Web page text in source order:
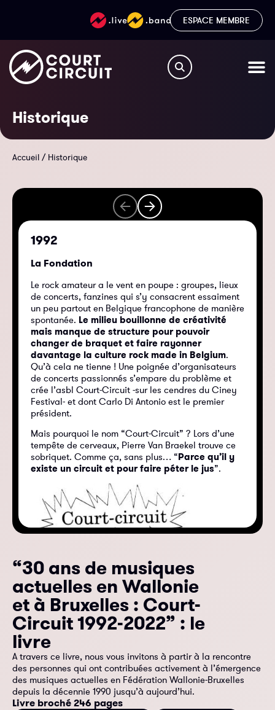
ESPACE MEMBRE
Historique
Accueil / Historique
1992
La Fondation
Le rock amateur a le vent en poupe : groupes, lieux
de concerts, fanzines qui s’y consacrent essaiment
un peu partout en Belgique francophone de manière
spontanée. Le milieu bouillonne de créativité
mais manque de structure pour pouvoir
changer de braquet et faire rayonner
davantage la culture rock made in Belgium.
Qu’à cela ne tienne ! Une poignée d’organisateurs
de concerts passionnés s’empare du problème et
crée l’asbl Court-Circuit -sur les cendres du Ciney
Festival- et dont Carlo Di Antonio est le premier
président.
Mais pourquoi le nom “Court-Circuit” ? Lors d’une
tempête de cerveaux, Pierre Van Braekel trouve ce
sobriquet. Comme ça, sans plus… “Parce qu’il y
existe un circuit et pour faire péter le jus”.
“30 ans de musiques
actuelles en Wallonie
et à Bruxelles : Court-
Circuit 1992-2022” : le
livre
A travers ce livre, nous vous invitons à partir à la rencontre
des personnes qui ont contribuées activement à l’émergence
des musiques actuelles en Fédération Wallonie-Bruxelles
depuis la décennie 1990 jusqu’à aujourd’hui.
Livre broché 246 pages